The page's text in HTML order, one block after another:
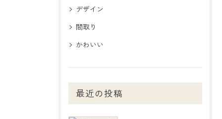
デザイン
間取り
かわいい
最近の投稿